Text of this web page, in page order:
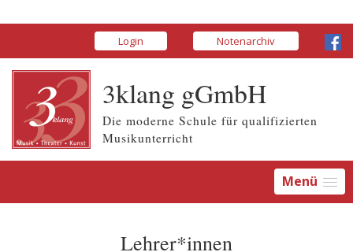
Login Notenarchiv
3klang gGmbH
Die moderne Schule für qualifizierten
Musikunterricht
Menü
Lehrer*innen